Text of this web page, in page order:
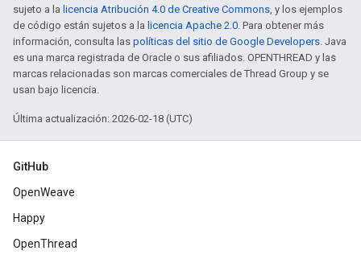
sujeto a la licencia Atribución 4.0 de Creative Commons, y los ejemplos
de código están sujetos a la licencia Apache 2.0. Para obtener más
información, consulta las políticas del sitio de Google Developers. Java
es una marca registrada de Oracle o sus afiliados. OPENTHREAD y las
marcas relacionadas son marcas comerciales de Thread Group y se
usan bajo licencia.
Última actualización: 2026-02-18 (UTC)
GitHub
OpenWeave
Happy
OpenThread